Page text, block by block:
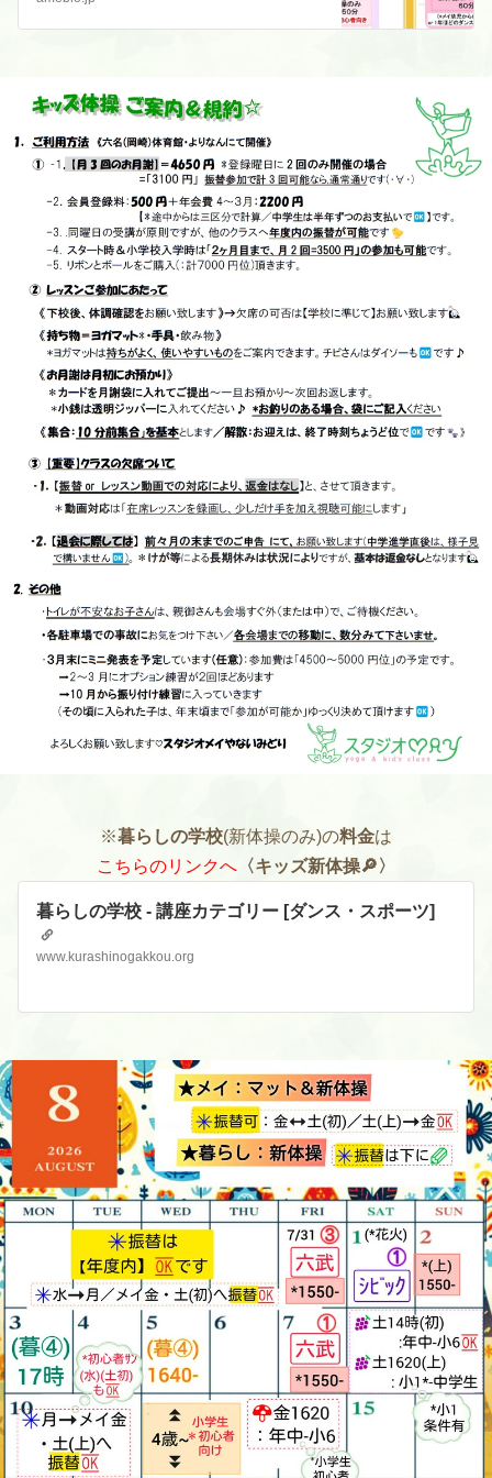
※暮らしの学校(新体操のみ)の料金は
こちらのリンクへ 〈キッズ新体操🔎〉
暮らしの学校 - 講座カテゴリー [ダンス・スポーツ]
www.kurashinogakkou.org